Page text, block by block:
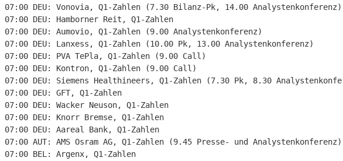
07:00 DEU: Vonovia, Q1-Zahlen (7.30 Bilanz-Pk, 14.00 Analystenkonferenz)
07:00 DEU: Hamborner Reit, Q1-Zahlen
07:00 DEU: Aumovio, Q1-Zahlen (9.00 Analystenkonferenz)
07:00 DEU: Lanxess, Q1-Zahlen (10.00 Pk, 13.00 Analystenkonferenz)
07:00 DEU: PVA TePla, Q1-Zahlen (9.00 Call)
07:00 DEU: Kontron, Q1-Zahlen (9.00 Call)
07:00 DEU: Siemens Healthineers, Q1-Zahlen (7.30 Pk, 8.30
07:00 DEU: GFT, Q1-Zahlen
07:00 DEU: Wacker Neuson, Q1-Zahlen
07:00 DEU: Knorr Bremse, Q1-Zahlen
07:00 DEU: Aareal Bank, Q1-Zahlen
07:00 AUT: AMS Osram AG, Q1-Zahlen (9.45 Presse- und Analystenkonferenz)
07:00 BEL: Argenx, Q1-Zahlen